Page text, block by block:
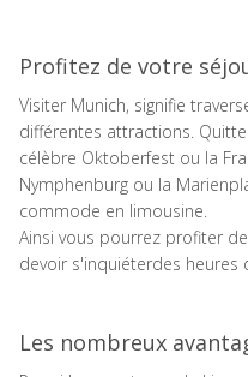
Profitez de votre
Visiter Munich, signifie
différentes attractions.
célèbre Oktoberfest ou la
Nymphenburg ou la
commode en limousine.
Ainsi vous pourrez profiter
devoir s'inquiéterdes heures
Les nombreux